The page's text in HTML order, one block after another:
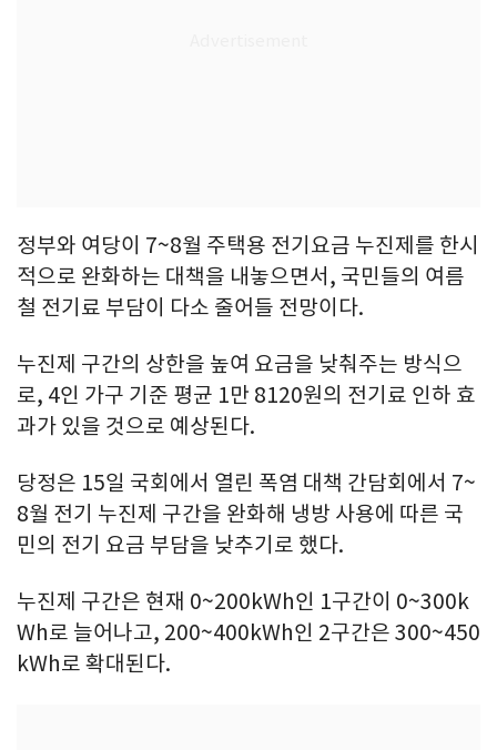
정부와 여당이 7~8월 주택용 전기요금 누진제를 한시
적으로 완화하는 대책을 내놓으면서, 국민들의 여름
철 전기료 부담이 다소 줄어들 전망이다.
누진제 구간의 상한을 높여 요금을 낮춰주는 방식으
로, 4인 가구 기준 평균 1만 8120원의 전기료 인하 효
과가 있을 것으로 예상된다.
당정은 15일 국회에서 열린 폭염 대책 간담회에서 7~
8월 전기 누진제 구간을 완화해 냉방 사용에 따른 국
민의 전기 요금 부담을 낮추기로 했다.
누진제 구간은 현재 0~200kWh인 1구간이 0~300k
Wh로 늘어나고, 200~400kWh인 2구간은 300~450
kWh로 확대된다.